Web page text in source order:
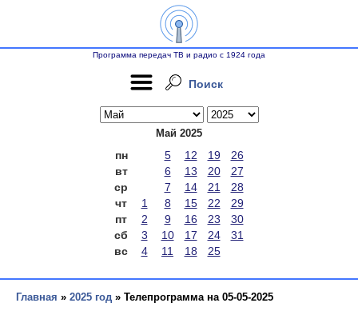
Программа передач ТВ и радио с 1924 года
Поиск
Май 2025
пн 5 12 19
26
вт
6 13 20
27
ср
7 14 21
28
чт
1 8 15 22
29
пт
2 9 16 23
30
сб
3 10 17 24
31
вс
4 11 18 25
Главная » 2025 год » Телепрограмма на 05-05-2025